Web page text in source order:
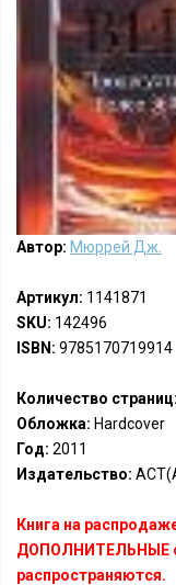
Автор: Мюррей Дж.
Артикул: 1141871
SKU: 142496
ISBN: 9785170719914
Количество страниц:
Обложка: Hardcover
Год: 2011
Издательство:
Книга на
ДОПОЛНИТЕЛЬНЫЕ
распространяются.